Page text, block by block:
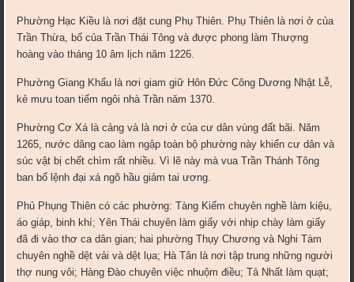
Phường Hạc Kiều là nơi đặt cung Phụ Thiên. Phụ Thiên là nơi ở của
Trần Thừa, bố của Trần Thái Tông và được phong làm Thượng
hoàng vào tháng 10 âm lịch năm 1226.
Phường Giang Khẩu là nơi giam giữ Hôn Đức Công Dương Nhật Lễ,
kẻ mưu toan tiếm ngôi nhà Trần năm 1370.
Phường Cơ Xá là cảng và là nơi ở của cư dân vùng đất bãi. Năm
1265, nước dâng cao làm ngập toàn bộ phường này khiến cư dân và
súc vật bị chết chìm rất nhiều. Vì lẽ này mà vua Trần Thánh Tông
ban bố lệnh đại xá ngõ hầu giảm tai ương.
Phủ Phụng Thiên có các phường: Tàng Kiếm chuyên nghề làm kiệu,
áo giáp, binh khí; Yên Thái chuyên làm giấy với nhịp chày làm giấy
đã đi vào thơ ca dân gian; hai phường Thụy Chương và Nghi Tàm
chuyên nghề dệt vải và dệt lụa; Hà Tân là nơi tập trung những người
thợ nung vôi; Hàng Đào chuyên việc nhuộm điều; Tả Nhất làm quạt;